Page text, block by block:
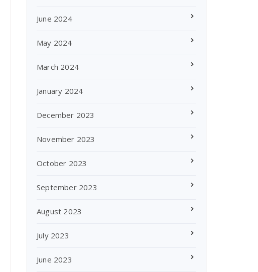
June 2024
May 2024
March 2024
January 2024
December 2023
November 2023
October 2023
September 2023
August 2023
July 2023
June 2023